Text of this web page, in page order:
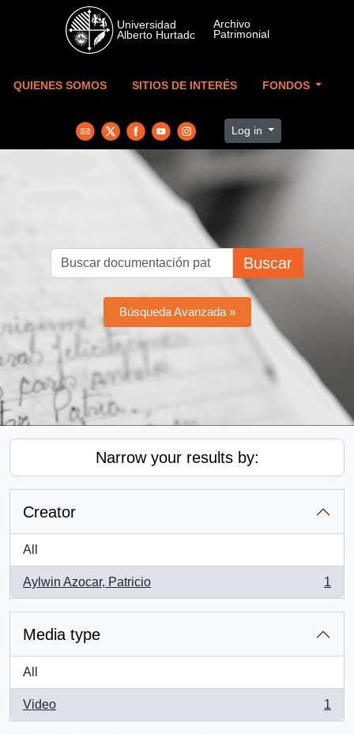
Skip to main content
QUIENES SOMOS SITIOS DE INTERÉS FONDOS
Log in
Buscar
Búsqueda Avanzada »
Narrow your results by:
Creator
All
Aylwin Azocar, Patricio
, 1 results
1
Media type
All
Video
, 1 results
1